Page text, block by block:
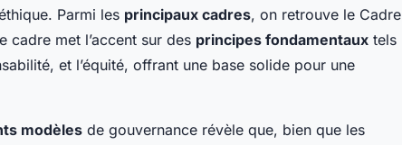
Parmi les principaux cadres, on retrouve le Cadre
cadre met l’accent sur des principes fondamentaux tels
et l’équité, offrant une base solide pour une
modèles de gouvernance révèle que, bien que les